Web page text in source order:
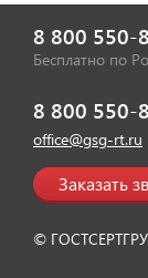
8 800 550-
Бесплатно по
8 800 550-
office@gsg-rt.ru
Заказать
©